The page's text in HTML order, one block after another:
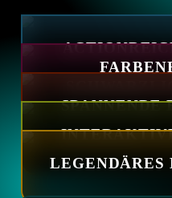
SPANNENDE